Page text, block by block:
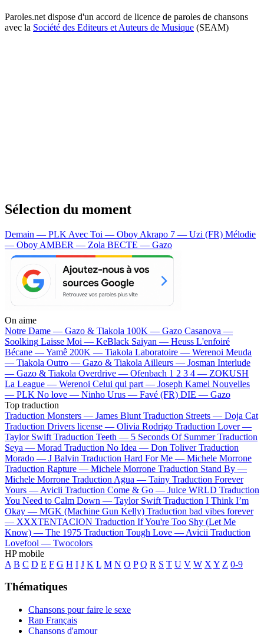
Paroles.net dispose d'un accord de licence de paroles de chansons
avec la Société des Editeurs et Auteurs de Musique (SEAM)
Sélection du moment
Demain — PLK Avec Toi — Oboy Akrapo 7 — Uzi (FR) Mélodie
— Oboy AMBER — Zola BECTE — Gazo
On aime
Notre Dame — Gazo & Tiakola 100K — Gazo Casanova —
Soolking Laisse Moi — KeBlack Saiyan — Heuss L'enfoiré
Bécane —Yamê 200K — Tiakola Laboratoire — Werenoi Meuda
— Tiakola Outro — Gazo & Tiakola Ailleurs — Josman Interlude
— Gazo & Tiakola Overdrive — Ofenbach 1 2 3 4 — ZOKUSH
La League — Werenoi Celui qui part — Joseph Kamel Nouvelles
— PLK No love — Ninho Urus — Favé (FR) DIE — Gazo
Top traduction
Traduction Monsters — James Blunt Traduction Streets — Doja Cat
Traduction Drivers license — Olivia Rodrigo Traduction Lover —
Taylor Swift Traduction Teeth — 5 Seconds Of Summer Traduction
Seya — Morad Traduction No Idea — Don Toliver Traduction
Morado — J Balvin Traduction Hard For Me — Michele Morrone
Traduction Rapture — Michele Morrone Traduction Stand By —
Michele Morrone Traduction Agua — Tainy Traduction Forever
Yours — Avicii Traduction Come & Go — Juice WRLD Traduction
You Need to Calm Down — Taylor Swift Traduction I Think I’m
Okay — MGK (Machine Gun Kelly) Traduction bad vibes forever
— XXXTENTACION Traduction If You're Too Shy (Let Me
Know) — The 1975 Traduction Tough Love — Avicii Traduction
Lovefool — Twocolors
HP mobile
A B C D E F G H I J K L M N O P Q R S T U V W X Y Z 0-9
Thématiques
Chansons pour faire le sexe
Rap Français
Chansons d'amour